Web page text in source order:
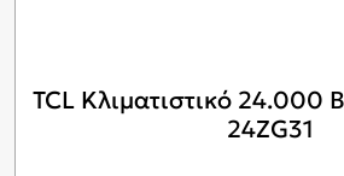
TCL Κλιματιστικό 24.000
24ZG31